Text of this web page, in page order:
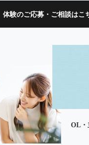
体験のご応募・ご相談はこ
OL・